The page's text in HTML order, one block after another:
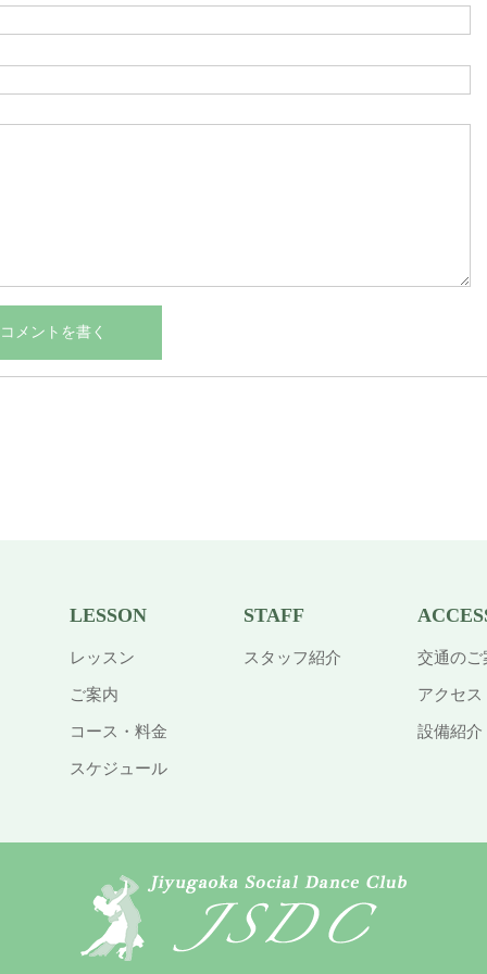
LESSON
レッスン
ご案内
コース・料金
スケジュール
STAFF
スタッフ紹介 交通のご
アクセス
設備紹介